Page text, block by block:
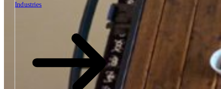
Industries
Plan, build, run by the same team Lab271